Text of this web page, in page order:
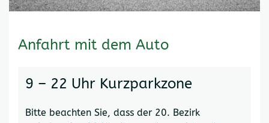
Anfahrt mit dem Auto
9 – 22 Uhr Kurzparkzone
Bitte beachten Sie, dass der 20. Bezirk